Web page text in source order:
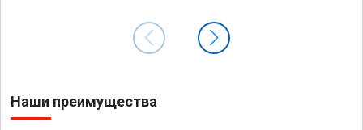
Наши преимущества